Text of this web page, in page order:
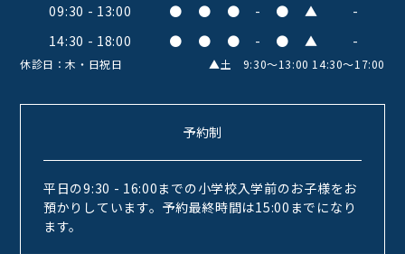
09:30 - 13:00
● ● ● - ● ▲
-
14:30 - 18:00
● ● ● - ● ▲ -
休診日：木・日祝日 ▲土 9:30〜13:00 14:30〜17:00
予約制
平日の9:30 - 16:00までの小学校入学前のお子様をお
預かりしています。予約最終時間は15:00までになり
ます。